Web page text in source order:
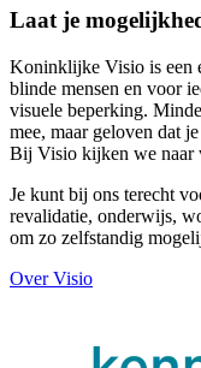
Laat je
Koninklijke Visio is een
blinde mensen en voor
visuele beperking.
mee, maar geloven dat
Bij Visio kijken we naar
Je kunt bij ons terecht
revalidatie, onderwijs,
om zo zelfstandig
Over Visio